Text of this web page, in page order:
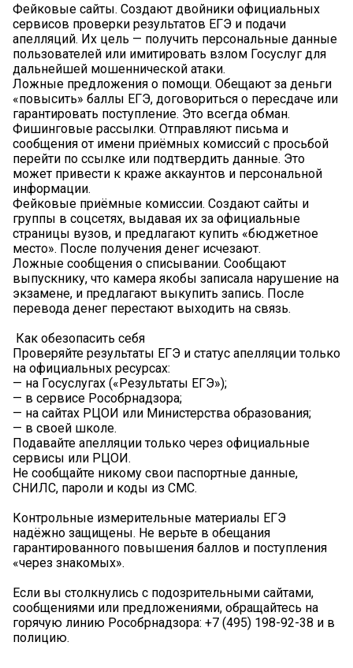
Фейковые сайты. Создают двойники официальных
сервисов проверки результатов ЕГЭ и подачи
апелляций. Их цель — получить персональные данные
пользователей или имитировать взлом Госуслуг для
дальнейшей мошеннической атаки.
Ложные предложения о помощи. Обещают за деньги
«повысить» баллы ЕГЭ, договориться о пересдаче или
гарантировать поступление. Это всегда обман.
Фишинговые рассылки. Отправляют письма и
сообщения от имени приёмных комиссий с просьбой
перейти по ссылке или подтвердить данные. Это
может привести к краже аккаунтов и персональной
информации.
Фейковые приёмные комиссии. Создают сайты и
группы в соцсетях, выдавая их за официальные
страницы вузов, и предлагают купить «бюджетное
место». После получения денег исчезают.
Ложные сообщения о списывании. Сообщают
выпускнику, что камера якобы записала нарушение на
экзамене, и предлагают выкупить запись. После
перевода денег перестают выходить на связь.
️ Как обезопасить себя
Проверяйте результаты ЕГЭ и статус апелляции только
на официальных ресурсах:
— на Госуслугах («Результаты ЕГЭ»);
— в сервисе Рособрнадзора;
— на сайтах РЦОИ или Министерства образования;
— в своей школе.
Подавайте апелляции только через официальные
сервисы или РЦОИ.
Не сообщайте никому свои паспортные данные,
СНИЛС, пароли и коды из СМС.
Контрольные измерительные материалы ЕГЭ
надёжно защищены. Не верьте в обещания
гарантированного повышения баллов и поступления
«через знакомых».
️Если вы столкнулись с подозрительными сайтами,
сообщениями или предложениями, обращайтесь на
горячую линию Рособрнадзора: +7 (495) 198-92-38 и в
полицию.